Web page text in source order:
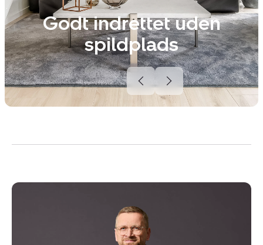
Godt indrettet uden
spildplads